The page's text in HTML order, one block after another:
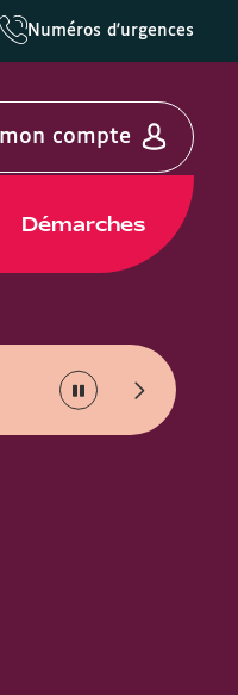
Numéros d'urgences
compte
Démarches
Info travaux :
août.